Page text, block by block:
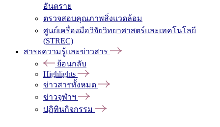
อันตราย
ตรวจสอบคุณภาพสิ่งแวดล้อม
ศูนย์เครื่องมือวิจัยวิทยาศาสตร์และเทคโนโลยี
(STREC)
สาระความรู้และข่าวสาร
ย้อนกลับ
Highlights
ข่าวสารทั้งหมด
ข่าวจุฬาฯ
ปฏิทินกิจกรรม